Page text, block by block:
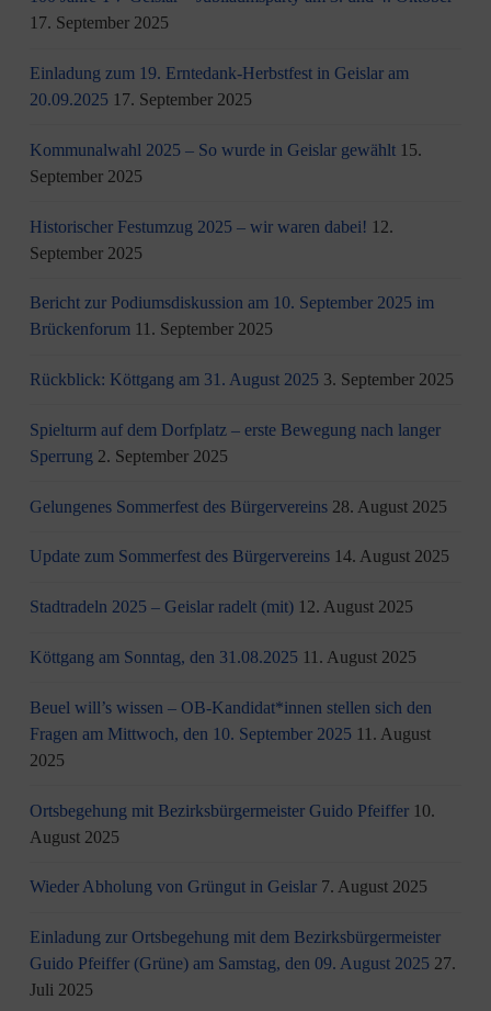
17. September 2025
Einladung zum 19. Erntedank-Herbstfest in Geislar am
20.09.2025 17. September 2025
Kommunalwahl 2025 – So wurde in Geislar gewählt 15.
September 2025
Historischer Festumzug 2025 – wir waren dabei! 12.
September 2025
Bericht zur Podiumsdiskussion am 10. September 2025 im
Brückenforum 11. September 2025
Rückblick: Köttgang am 31. August 2025 3. September 2025
Spielturm auf dem Dorfplatz – erste Bewegung nach langer
Sperrung 2. September 2025
Gelungenes Sommerfest des Bürgervereins 28. August 2025
Update zum Sommerfest des Bürgervereins 14. August 2025
Stadtradeln 2025 – Geislar radelt (mit) 12. August 2025
Köttgang am Sonntag, den 31.08.2025 11. August 2025
Beuel will’s wissen – OB-Kandidat*innen stellen sich den
Fragen am Mittwoch, den 10. September 2025 11. August
2025
Ortsbegehung mit Bezirksbürgermeister Guido Pfeiffer 10.
August 2025
Wieder Abholung von Grüngut in Geislar 7. August 2025
Einladung zur Ortsbegehung mit dem Bezirksbürgermeister
Guido Pfeiffer (Grüne) am Samstag, den 09. August 2025 27.
Juli 2025